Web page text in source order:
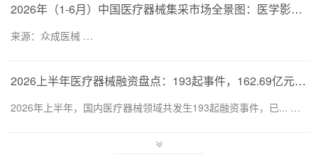
2026年（1-6月）中国医疗器械集采市场全景图：医学影像仍为集采主要目标，部分产品线增速显著
来源：众成医械 …
2026上半年医疗器械融资盘点：193起事件，162.69亿元流向何处？
2026年上半年，国内医疗器械领域共发生193起融资事件，已... …